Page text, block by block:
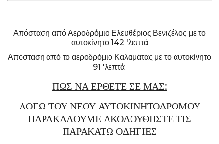
Απόσταση από Αεροδρόμιο Ελευθέριος Βενιζέλος με το
αυτοκίνητο 142 'λεπτά
Απόσταση από το αεροδρόμιο Καλαμάτας με το αυτοκίνητο
91 'λεπτά
ΠΩΣ ΝΑ ΕΡΘΕΤΕ ΣΕ ΜΑΣ:
ΛΟΓΩ ΤΟΥ ΝΕΟΥ ΑΥΤΟΚΙΝΗΤΟΔΡΟΜΟΥ
ΠΑΡΑΚΑΛΟΥΜΕ ΑΚΟΛΟΥΘΗΣΤΕ ΤΙΣ
ΠΑΡΑΚΑΤΩ ΟΔΗΓΙΕΣ